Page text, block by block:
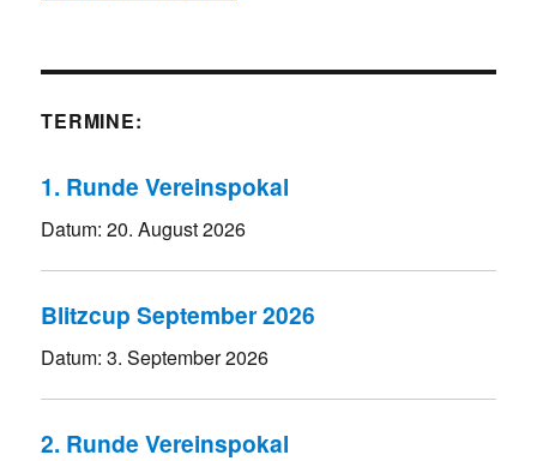
TERMINE:
1. Runde Vereinspokal
Datum:20. August 2026
Blitzcup September 2026
Datum:3. September 2026
2. Runde Vereinspokal